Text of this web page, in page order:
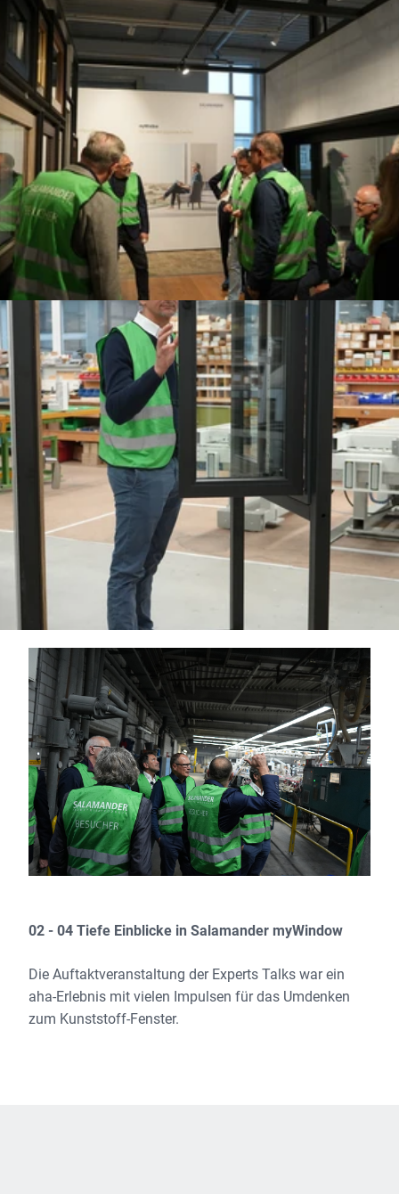
02 - 04 Tiefe Einblicke in Salamander myWindow
Die Auftaktveranstaltung der Experts Talks war ein
aha-Erlebnis mit vielen Impulsen für das Umdenken
zum Kunststoff-Fenster.